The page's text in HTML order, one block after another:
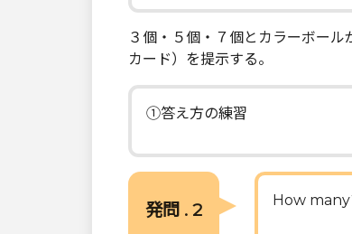
３個・５個・７個とカラーボー
カード）を提示する。
①答え方の練習
発問 . 2 How